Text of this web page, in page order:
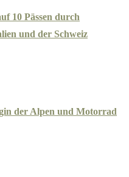
10 Pässen durch
und der Schweiz
der Alpen und Motorrad